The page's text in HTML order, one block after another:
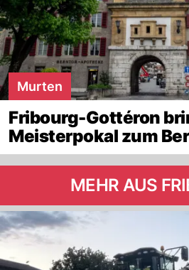
Murten
Fribourg-Gottéron
Meisterpokal zum
MEHR AUS